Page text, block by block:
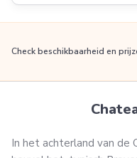
Check beschikbaarheid en
In het achterland van de